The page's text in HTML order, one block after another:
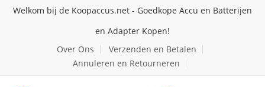
Welkom bij de Koopaccus.net - Goedkope Accu en Batterijen
en Adapter Kopen!
Over Ons
Verzenden en Betalen
Annuleren en Retourneren